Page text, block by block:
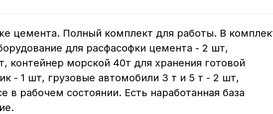
цемента. Полный комплект для работы. В
для расфасофки цемента - 2 шт,
контейнер морской 40т для хранения готовой
- 1 шт, грузовые автомобили 3 т и 5 т - 2 шт,
в рабочем состоянии. Есть наработанная база